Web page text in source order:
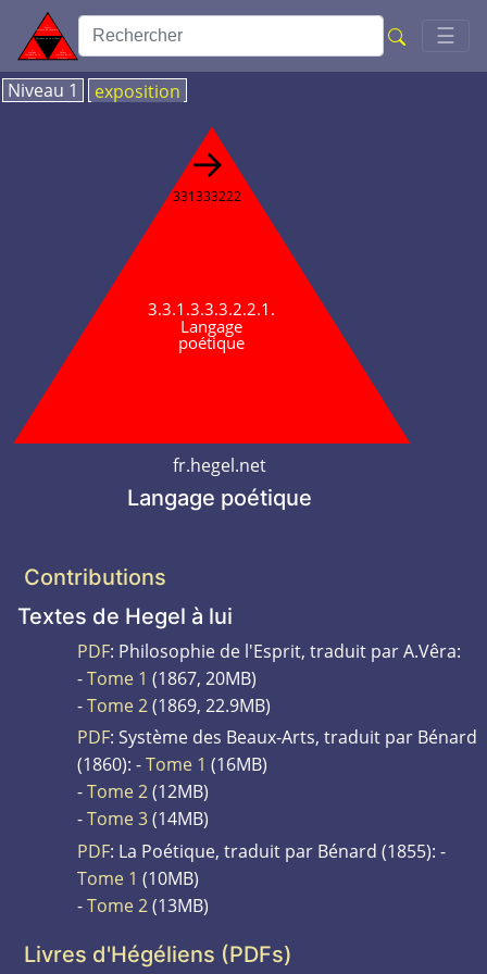
☰
Niveau 1 exposition
3.3.1.3.3.3.2.2.1.
Langage
poétique
→
331333222
fr.hegel.net
Langage poétique
Contributions
Textes de Hegel à lui
PDF: Philosophie de l'Esprit, traduit par A.Vêra:
-Tome 1 (1867, 20MB)
-Tome 2(1869, 22.9MB)
PDF: Système des Beaux-Arts, traduit par Bénard
(1860): -Tome 1 (16MB)
-Tome 2(12MB)
-Tome 3(14MB)
PDF: La Poétique, traduit par Bénard (1855): -
Tome 1 (10MB)
-Tome 2(13MB)
Livres d'Hégéliens (PDFs)